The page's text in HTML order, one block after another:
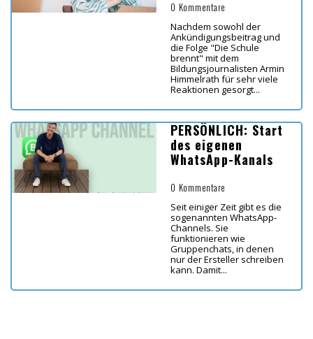
0 Kommentare
Nachdem sowohl der
Ankündigungsbeitrag und
die Folge "Die Schule
brennt" mit dem
Bildungsjournalisten Armin
Himmelrath für sehr viele
Reaktionen gesorgt...
PERSÖNLICH: Start
des eigenen
WhatsApp-Kanals
0 Kommentare
Seit einiger Zeit gibt es die
sogenannten WhatsApp-
Channels. Sie
funktionieren wie
Gruppenchats, in denen
nur der Ersteller schreiben
kann. Damit...